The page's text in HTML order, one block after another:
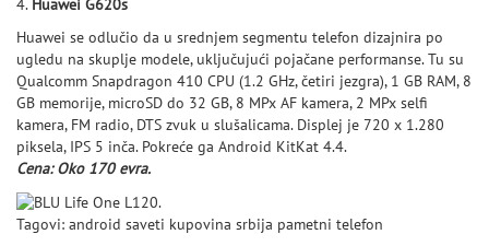
4. Huawei G620s
Huawei se odlučio da u srednjem segmentu telefon dizajnira po
ugledu na skuplje modele, uključujući pojačane performanse. Tu su
Qualcomm Snapdragon 410 CPU (1.2 GHz, četiri jezgra), 1 GB RAM, 8
GB memorije, microSD do 32 GB, 8 MPx AF kamera, 2 MPx selfi
kamera, FM radio, DTS zvuk u slušalicama. Displej je 720 x 1.280
piksela, IPS 5 inča. Pokreće ga Android KitKat 4.4.
Cena: Oko 170 evra.
Tagovi: android saveti kupovina srbija pametni telefon